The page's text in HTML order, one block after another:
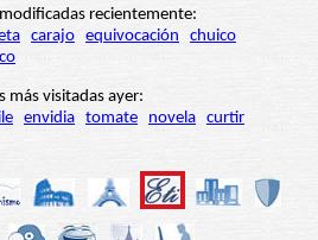
recientemente:
carajo equivocación
chuico
más visitadas ayer:
envidia tomate novela curtir